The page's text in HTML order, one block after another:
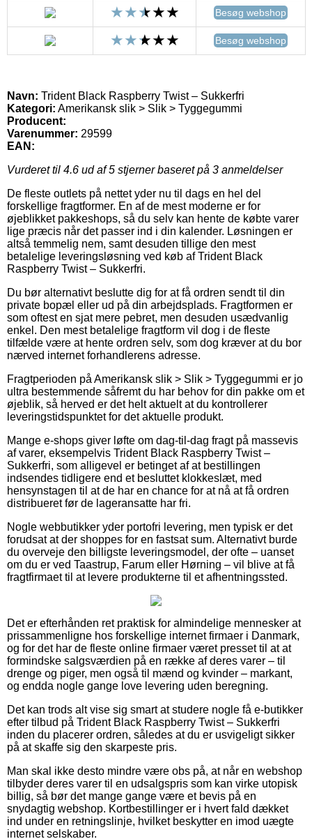
Besøg webshop
Besøg webshop
Navn: Trident Black Raspberry Twist – Sukkerfri
Kategori: Amerikansk slik > Slik > Tyggegummi
Producent:
Varenummer: 29599
EAN:
Vurderet til 4.6 ud af 5 stjerner baseret på 3 anmeldelser
De fleste outlets på nettet yder nu til dags en hel del
forskellige fragtformer. En af de mest moderne er for
øjeblikket pakkeshops, så du selv kan hente de købte varer
lige præcis når det passer ind i din kalender. Løsningen er
altså temmelig nem, samt desuden tillige den mest
betalelige leveringsløsning ved køb af Trident Black
Raspberry Twist – Sukkerfri.
Du bør alternativt beslutte dig for at få ordren sendt til din
private bopæl eller ud på din arbejdsplads. Fragtformen er
som oftest en sjat mere pebret, men desuden usædvanlig
enkel. Den mest betalelige fragtform vil dog i de fleste
tilfælde være at hente ordren selv, som dog kræver at du bor
nærved internet forhandlerens adresse.
Fragtperioden på Amerikansk slik > Slik > Tyggegummi er jo
ultra bestemmende såfremt du har behov for din pakke om et
øjeblik, så herved er det helt aktuelt at du kontrollerer
leveringstidspunktet for det aktuelle produkt.
Mange e-shops giver løfte om dag-til-dag fragt på massevis
af varer, eksempelvis Trident Black Raspberry Twist –
Sukkerfri, som alligevel er betinget af at bestillingen
indsendes tidligere end et besluttet klokkeslæt, med
hensynstagen til at de har en chance for at nå at få ordren
distribueret før de lageransatte har fri.
Nogle webbutikker yder portofri levering, men typisk er det
forudsat at der shoppes for en fastsat sum. Alternativt burde
du overveje den billigste leveringsmodel, der ofte – uanset
om du er ved Taastrup, Farum eller Hørning – vil blive at få
fragtfirmaet til at levere produkterne til et afhentningssted.
Det er efterhånden ret praktisk for almindelige mennesker at
prissammenligne hos forskellige internet firmaer i Danmark,
og for det har de fleste online firmaer været presset til at at
formindske salgsværdien på en række af deres varer – til
drenge og piger, men også til mænd og kvinder – markant,
og endda nogle gange love levering uden beregning.
Det kan trods alt vise sig smart at studere nogle få e-butikker
efter tilbud på Trident Black Raspberry Twist – Sukkerfri
inden du placerer ordren, således at du er usvigeligt sikker
på at skaffe sig den skarpeste pris.
Man skal ikke desto mindre være obs på, at når en webshop
tilbyder deres varer til en udsalgspris som kan virke utopisk
billig, så bør det mange gange være et bevis på en
snydagtig webshop. Kortbestillinger er i hvert fald dækket
ind under en retningslinje, hvilket beskytter en imod uægte
internet selskaber.